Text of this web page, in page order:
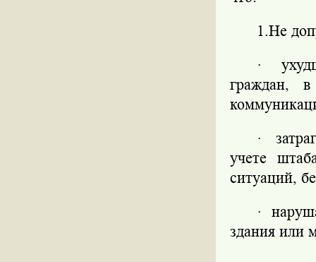
1.Не
·
граждан,
·
учете
ситуаций,
·
здания или